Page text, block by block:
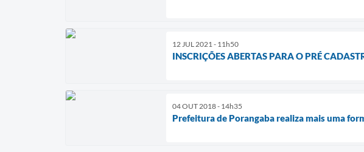
12 JUL 2021 - 11h50
INSCRIÇÕES ABERTAS PARA O PRÉ
04 OUT 2018 - 14h35
Prefeitura de Porangaba realiza mais uma